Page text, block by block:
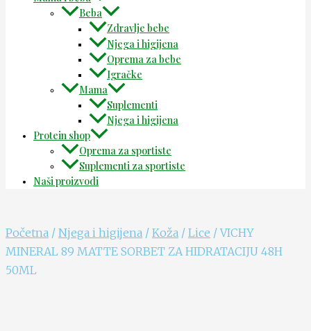
Beba
Zdravlje bebe
Njega i higijena
Oprema za bebe
Igračke
Mama
Suplementi
Njega i higijena
Protein shop
Oprema za sportiste
Suplementi za sportiste
Naši proizvodi
Početna / Njega i higijena / Koža / Lice / VICHY
MINERAL 89 MATTE SORBET ZA HIDRATACIJU 48H
50ML